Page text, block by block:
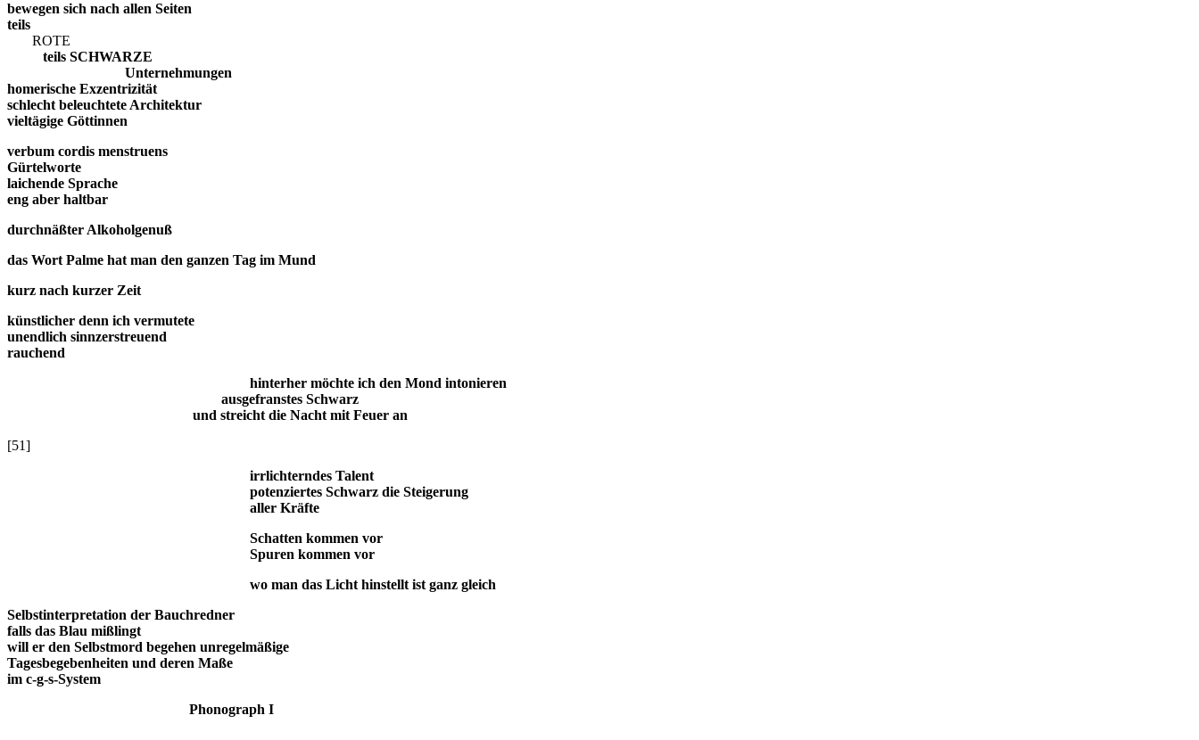
bewegen sich nach allen Seiten
teils
ROTE
teils SCHWARZE
Unternehmungen
homerische Exzentrizität
schlecht beleuchtete Architektur
vieltägige Göttinnen
verbum cordis menstruens
Gürtelworte
laichende Sprache
eng aber haltbar
durchnäßter Alkoholgenuß
das Wort Palme hat man den ganzen Tag im Mund
kurz nach kurzer Zeit
künstlicher denn ich vermutete
unendlich sinnzerstreuend
rauchend
hinterher möchte ich den Mond intonieren
ausgefranstes Schwarz
und streicht die Nacht mit Feuer an
[51]
irrlichterndes Talent
potenziertes Schwarz die Steigerung
aller Kräfte
Schatten kommen vor
Spuren kommen vor
wo man das Licht hinstellt ist ganz gleich
Selbstinterpretation der Bauchredner
falls das Blau mißlingt
will er den Selbstmord begehen unregelmäßige
Tagesbegebenheiten und deren Maße
im c-g-s-System
Phonograph I